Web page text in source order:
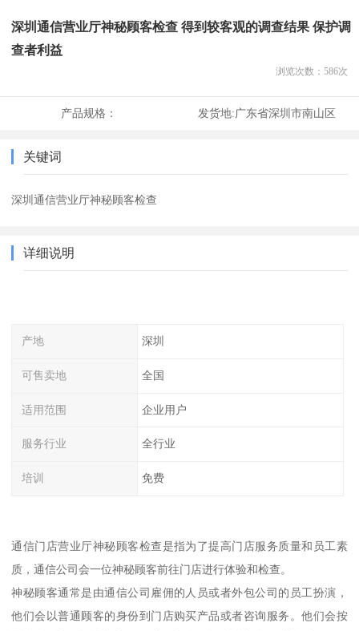
深圳通信营业厅神秘顾客检查 得到较客观的调查结果 保护调
查者利益
浏览次数： 586次
产品规格： 发货地:广东省深圳市南山区
关键词
深圳通信营业厅神秘顾客检查
详细说明
产地 深圳
可售卖地 全国
适用范围 企业用户
服务行业 全行业
培训 免费
通信门店营业厅神秘顾客检查是指为了提高门店服务质量和员工素
质，通信公司会一位神秘顾客前往门店进行体验和检查。
神秘顾客通常是由通信公司雇佣的人员或者外包公司的员工扮演，
他们会以普通顾客的身份到门店购买产品或者咨询服务。他们会按